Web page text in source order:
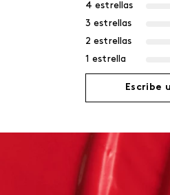
4 estrellas
3 estrellas
2 estrellas
1 estrella
Escribe
Agregar
Título